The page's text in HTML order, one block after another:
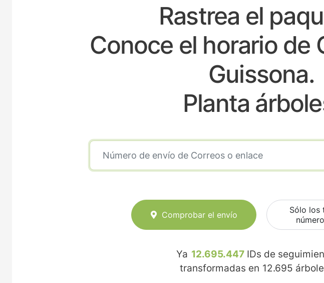
Rastrea el
Conoce el horario de
Guissona.
Planta
Comprobar el envío
Sólo los
Ya 12.695.447 IDs de
transformadas en 12.695